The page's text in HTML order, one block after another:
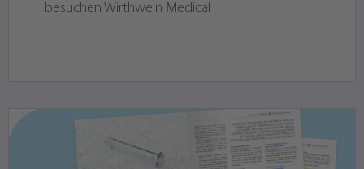
besuchen Wirthwein Medical